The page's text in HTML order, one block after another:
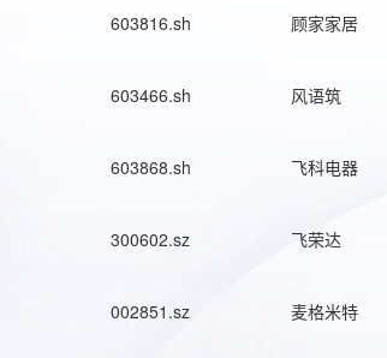
603816.sh 顾家家居
603466.sh 风语筑
603868.sh 飞科电器
300602.sz 飞荣达
002851.sz 麦格米特